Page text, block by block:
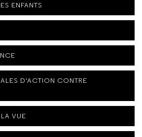
ENFANTS
D'ACTION CONTRE
VUE